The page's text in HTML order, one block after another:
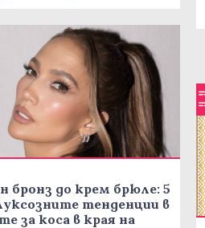
бронз до крем брюле: 5
тенденции в
за коса в края на